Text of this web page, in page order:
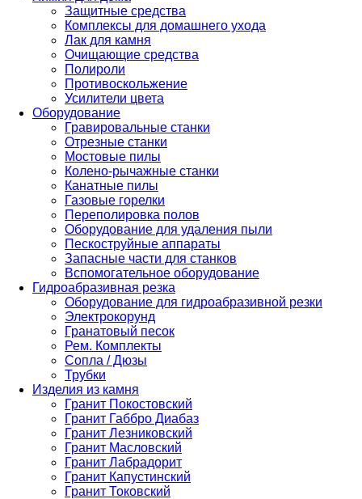
Защитные средства
Комплексы для домашнего ухода
Лак для камня
Очищающие средства
Полироли
Противоскольжение
Усилители цвета
Оборудование
Гравировальные станки
Отрезные станки
Мостовые пилы
Колено-рычажные станки
Канатные пилы
Газовые горелки
Переполировка полов
Оборудование для удаления пыли
Пескоструйные аппараты
Запасные части для станков
Вспомогательное оборудование
Гидроабразивная резка
Оборудование для гидроабразивной резки
Электрокорунд
Гранатовый песок
Рем. Комплекты
Сопла / Дюзы
Трубки
Изделия из камня
Гранит Покостовский
Гранит Габбро Диабаз
Гранит Лезниковский
Гранит Масловский
Гранит Лабрадорит
Гранит Капустинский
Гранит Токовский